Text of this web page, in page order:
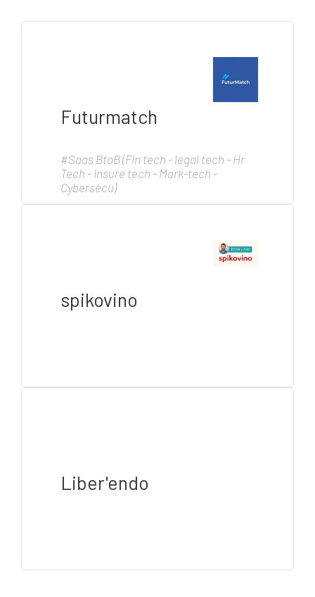
Futurmatch
#Saas BtoB (Fin tech - legal tech - Hr
Tech - Insure tech - Mark-tech -
Cybersécu)
spikovino
Liber'endo